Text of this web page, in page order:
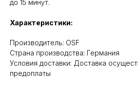
до 15 минут.
Характеристики:
Производитель: OSF
Cтрана производства: Германия
Условия доставки: Доставка
предоплаты